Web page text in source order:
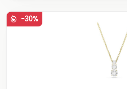
-30%